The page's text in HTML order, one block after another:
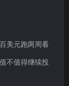
美元跑两周看
不值得继续投